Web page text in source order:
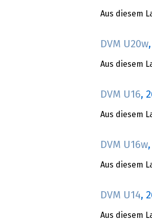
Aus diesem
DVM U20w,
Aus diesem
DVM U16,
Aus diesem
DVM U16w,
Aus diesem
DVM U14,
Aus diesem